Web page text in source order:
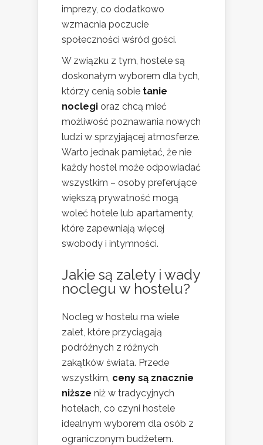
imprezy, co dodatkowo
wzmacnia poczucie
społeczności wśród gości.
W związku z tym, hostele są
doskonałym wyborem dla tych,
którzy cenią sobie tanie
noclegi oraz chcą mieć
możliwość poznawania nowych
ludzi w sprzyjającej atmosferze.
Warto jednak pamiętać, że nie
każdy hostel może odpowiadać
wszystkim – osoby preferujące
większą prywatność mogą
woleć hotele lub apartamenty,
które zapewniają więcej
swobody i intymności.
Jakie są zalety i wady
noclegu w hostelu?
Nocleg w hostelu ma wiele
zalet, które przyciągają
podróżnych z różnych
zakątków świata. Przede
wszystkim, ceny są znacznie
niższe niż w tradycyjnych
hotelach, co czyni hostele
idealnym wyborem dla osób z
ograniczonym budżetem.